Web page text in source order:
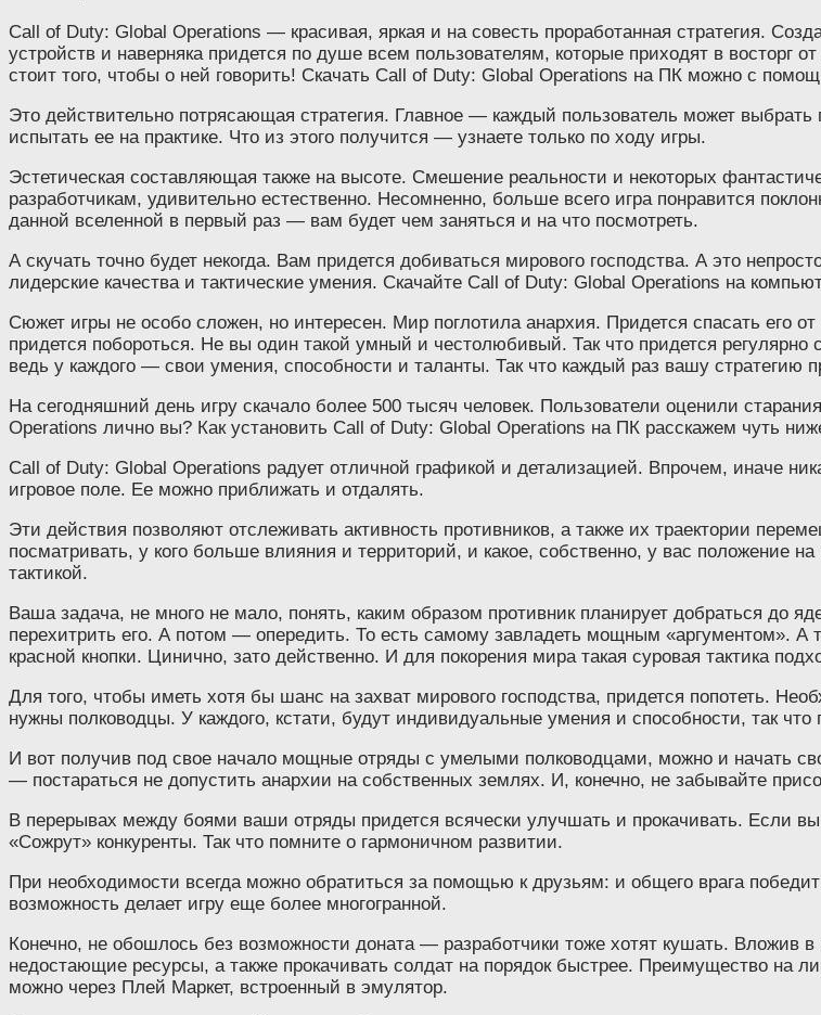
Call of Duty: Global Operations — красивая, яркая и на совесть проработанная стратегия.
устройств и наверняка придется по душе всем пользователям, которые приходят в восторг
стоит того, чтобы о ней говорить! Скачать Call of Duty: Global Operations на ПК можно с
Это действительно потрясающая стратегия. Главное — каждый пользователь может
испытать ее на практике. Что из этого получится — узнаете только по ходу игры.
Эстетическая составляющая также на высоте. Смешение реальности и некоторых
разработчикам, удивительно естественно. Несомненно, больше всего игра понравится
данной вселенной в первый раз — вам будет чем заняться и на что посмотреть.
А скучать точно будет некогда. Вам придется добиваться мирового господства. А это
лидерские качества и тактические умения. Скачайте Call of Duty: Global Operations на
Сюжет игры не особо сложен, но интересен. Мир поглотила анархия. Придется спасать его
придется побороться. Не вы один такой умный и честолюбивый. Так что придется
ведь у каждого — свои умения, способности и таланты. Так что каждый раз вашу стратегию
На сегодняшний день игру скачало более 500 тысяч человек. Пользователи оценили
Operations лично вы? Как установить Call of Duty: Global Operations на ПК расскажем чуть
Call of Duty: Global Operations радует отличной графикой и детализацией. Впрочем, иначе
игровое поле. Ее можно приближать и отдалять.
Эти действия позволяют отслеживать активность противников, а также их траектории
посматривать, у кого больше влияния и территорий, и какое, собственно, у вас положение
тактикой.
Ваша задача, не много не мало, понять, каким образом противник планирует добраться до
перехитрить его. А потом — опередить. То есть самому завладеть мощным «аргументом».
красной кнопки. Цинично, зато действенно. И для покорения мира такая суровая тактика
Для того, чтобы иметь хотя бы шанс на захват мирового господства, придется попотеть.
нужны полководцы. У каждого, кстати, будут индивидуальные умения и способности, так что
И вот получив под свое начало мощные отряды с умелыми полководцами, можно и начать
— постараться не допустить анархии на собственных землях. И, конечно, не забывайте
В перерывах между боями ваши отряды придется всячески улучшать и прокачивать. Если
«Сожрут» конкуренты. Так что помните о гармоничном развитии.
При необходимости всегда можно обратиться за помощью к друзьям: и общего врага
возможность делает игру еще более многогранной.
Конечно, не обошлось без возможности доната — разработчики тоже хотят кушать. Вложив
недостающие ресурсы, а также прокачивать солдат на порядок быстрее. Преимущество на
можно через Плей Маркет, встроенный в эмулятор.